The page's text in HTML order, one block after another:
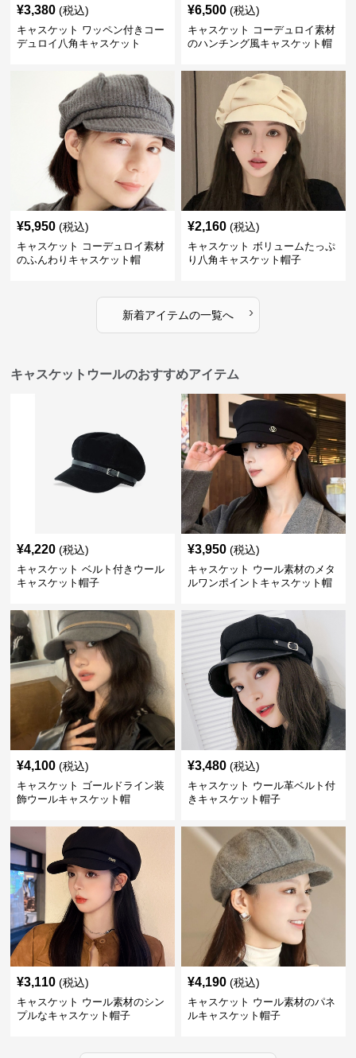
¥3,380 (税込)
キャスケット ワッペン付きコー
デュロイ八角キャスケット
¥6,500 (税込)
キャスケット コーデュロイ素材
のハンチング風キャスケット帽
¥5,950 (税込)
キャスケット コーデュロイ素材
のふんわりキャスケット帽
¥2,160 (税込)
キャスケット ボリュームたっぷ
り八角キャスケット帽子
新着アイテムの一覧へ ›
キャスケットウールのおすすめアイテム
¥4,220 (税込)
キャスケット ベルト付きウール
キャスケット帽子
¥3,950 (税込)
キャスケット ウール素材のメタ
ルワンポイントキャスケット帽
¥4,100 (税込)
キャスケット ゴールドライン装
飾ウールキャスケット帽
¥3,480 (税込)
キャスケット ウール革ベルト付
きキャスケット帽子
¥3,110 (税込)
キャスケット ウール素材のシン
プルなキャスケット帽子
¥4,190 (税込)
キャスケット ウール素材のパネ
ルキャスケット帽子